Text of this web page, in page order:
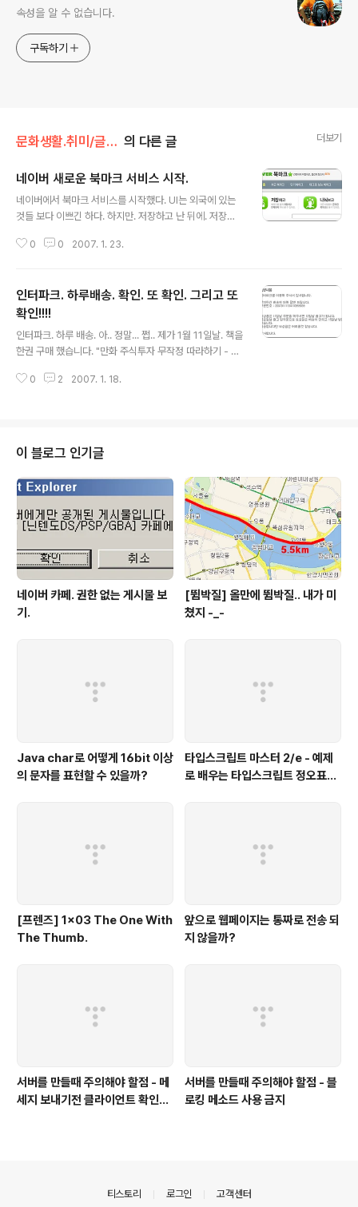
속성을 알 수 없습니다.
구독하기
문화생활.취미/글쓰기 의 다른 글 더보기
네이버 새로운 북마크 서비스 시작.
네이버에서 북마크 서비스를 시작했다. UI는 외국에 있는
것들 보다 이쁘긴 하다. 하지만. 저장하고 난 뒤에. 저장했
할 수 밖에 없었나 -_-? 쩝... 입력하는 UI 도 귀찮다. 그래
다. 에게. 겨우 연결폴더에 두개의 링크를 넣는것 뿐이다. (
아무것도 모르는 사람들에게는 오히려 exe 가 훨씬 더 편
하긴 하다. ) ( 이렇게 간단하기 때문에 "프로그램 추가/제
거"에 uninstall은 있지 않다. ) 인터넷 익스플로러에 기본
적으로 "연결" 이 나타나게 되어 있는지 모르겠다. 나는 즐
겨찾기 대신에 "연결"을 사용하여 ..
0 0 2007. 1. 23.
인터파크. 하루배송. 확인. 또 확인. 그리고 또
확인!!!!
인터파크. 하루 배송. 아.. 정말... 쩝.. 제가 1월 11일날. 책을
한권 구매 했습니다. "만화 주식투자 무작정 따라하기 - 맨
을 결재한 시점은 2007년 1월 11일 13시 50분입니다. 하
이지에는 이렇게 나와 있었습니다. 그래서 정말 이해할 수
없다.. 그래서.. 다시 질문을 했습니다. 아니 분명히 홈페이
지에는 목요일 오후 6시 이전에 신청하면 금요일에 배송된
다고 되어 있다.. 그리고 분명 목요일날(11일) 신청하면 출
고일도 목요일(12일)인데 왜 해당 제품의 ..
0 2 2007. 1. 18.
이 블로그 인기글
네이버 카페. 권한 없는 게시물 보
기.
[뜀박질] 올만에 뜀박질.. 내가 미
쳤지 -_-
Java char로 어떻게 16bit 이상
의 문자를 표현할 수 있을까?
타입스크립트 마스터 2/e - 예제
로 배우는 타입스크립트 정오표
[프렌즈] 1x03 The One With
The Thumb.
앞으로 웹페이지는 통짜로 전송 되
지 않을까?
서버를 만들때 주의해야 할점 - 메
세지 보내기전 클라이언트 확인하
서버를 만들때 주의해야 할점 - 블
로킹 메소드 사용 금지
티스토리 로그인 고객센터